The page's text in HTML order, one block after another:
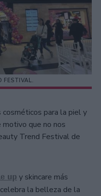
FESTIVAL.
cosméticos para la piel y
que no nos
Trend Festival de
up y skincare más
la belleza de la